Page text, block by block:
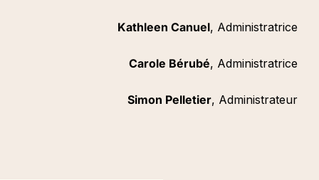
Kathleen Canuel, Administratrice
Carole Bérubé, Administratrice
Simon Pelletier, Administrateur